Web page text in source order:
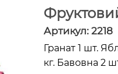
Артикул: 2218
Гранат 1 шт.
кг. Бавовна 2